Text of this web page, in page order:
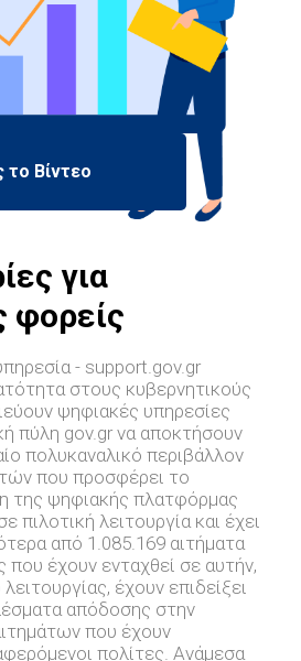
για
φορείς
- support.gov.gr
στους κυβερνητικούς
ψηφιακές υπηρεσίες
πύλη gov.gr να αποκτήσουν
πολυκαναλικό περιβάλλον
που προσφέρει το
της ψηφιακής πλατφόρμας
πιλοτική λειτουργία και έχει
από 1.085.169 αιτήματα
που έχουν ενταχθεί σε αυτήν,
έχουν επιδείξει
απόδοσης στην
που έχουν
πολίτες. Ανάμεσα